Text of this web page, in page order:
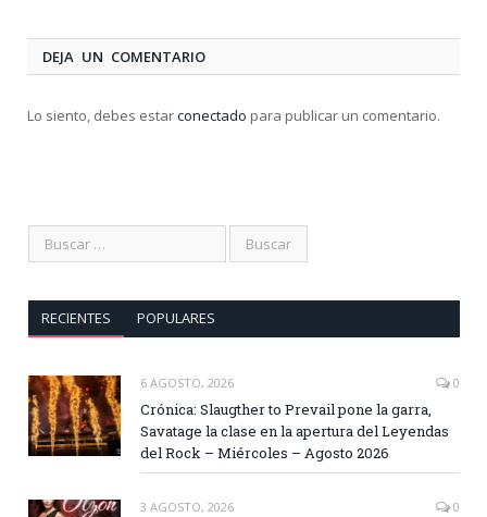
DEJA UN COMENTARIO
Lo siento, debes estarconectado para publicar un comentario.
RECIENTES POPULARES
6 AGOSTO, 2026 0
Crónica: Slaugther to Prevail pone la garra,
Savatage la clase en la apertura del Leyendas
del Rock – Miércoles – Agosto 2026
3 AGOSTO, 2026 0